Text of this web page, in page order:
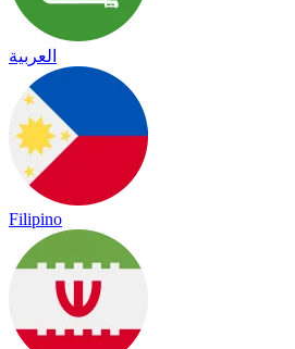
العربية
Filipino